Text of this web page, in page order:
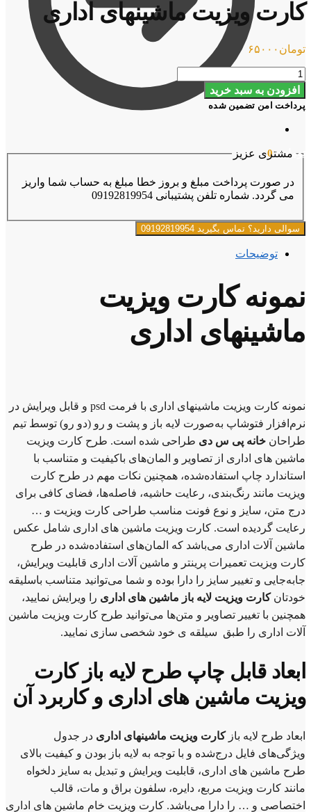
تومان۰ 0
کارت ویزیت ماشینهای اداری
تومان ۶۵۰۰۰
کارت
ویزیت
ماشینهای
اداری
افزودن به سبد خرید
پرداخت امن تضمین شده
مشتری عزیز
در صورت پرداخت مبلغ و بروز خطا مبلغ به حساب شما واریز
می گردد. شماره تلفن پشتیبانی 09192819954
سوالی دارید؟ تماس بگیرید 09192819954
توضیحات
نمونه کارت ویزیت
ماشینهای اداری
نمونه کارت ویزیت ماشینهای اداری با فرمت psd و قابل ویرایش در
نرم‌افزار فتوشاپ به‌صورت لایه باز و پشت و رو (دو رو) توسط تیم
طراحان خانه پی س دی طراحی شده است. طرح کارت ویزیت
ماشین های اداری از تصاویر و المان‌های باکیفیت و متناسب با
استاندارد چاپ استفاده‌شده، همچنین نکات مهم در طرح کارت
ویزیت مانند رنگ‌بندی، رعایت حاشیه، فاصله‌ها، فضای کافی برای
درج متن، سایز و نوع فونت مناسب طراحی کارت ویزیت و …
رعایت گردیده است. کارت ویزیت ماشین های اداری شامل عکس
ماشین آلات اداری می‌باشد که المان‌های استفاده‌شده در طرح
کارت ویزیت تعمیرات پرینتر و ماشین آلات اداری قابلیت ویرایش،
جابه‌جایی و تغییر سایز را دارا بوده و شما می‌توانید متناسب باسلیقه
خودتانکارت ویزیت لایه باز ماشین های اداری را ویرایش نمایید،
همچنین با تغییر تصاویر و متن‌ها می‌توانید طرح کارت ویزیت ماشین
آلات اداری را طبق سیلقه ی خود شخصی سازی نمایید.
ابعاد قابل چاپ طرح لایه باز کارت
ویزیت ماشین های اداری و کاربرد آن
ابعاد طرح لایه بازکارت ویزیت ماشینهای اداری در جدول
ویژگی‌های فایل درج‌شده و با توجه به لایه باز بودن و کیفیت بالای
طرح ماشین های اداری، قابلیت ویرایش و تبدیل به سایز دلخواه
مانند کارت ویزیت مربع، دایره، سلفون براق و مات، قالب
اختصاصی و … را دارا می‌باشد. کارت ویزیت خام ماشین های اداری